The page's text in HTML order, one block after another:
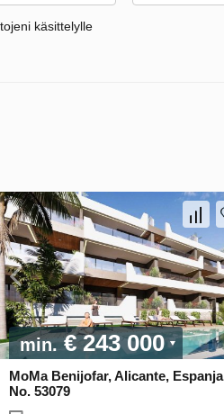
käsittelylle
min.€ 243 000
MoMa Benijofar, Alicante, Espanja
No. 53079